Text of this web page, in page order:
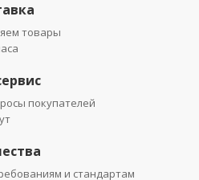
товары
покупателей
и стандартам